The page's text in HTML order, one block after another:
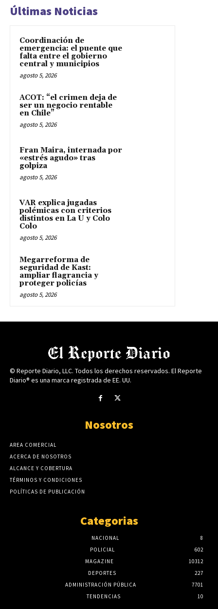
Últimas Noticias
Coordinación de
emergencia: el puente que
falta entre el gobierno
central y municipios
agosto 5, 2026
ACOT: “el crimen deja de
ser un negocio rentable
en Chile”
agosto 5, 2026
Fran Maira, internada por
«estrés agudo» tras
golpiza
agosto 5, 2026
VAR explica jugadas
polémicas con criterios
distintos en La U y Colo
Colo
agosto 5, 2026
Megarreforma de
seguridad de Kast:
ampliar flagrancia y
proteger policías
agosto 5, 2026
© Reporte Diario, LLC. Todos los derechos reservados. El Reporte
Diario® es una marca registrada de EE. UU.
Nosotros
AREA COMERCIAL
ACERCA DE NOSOTROS
ALCANCE Y COBERTURA
TÉRMINOS Y CONDICIONES
POLÍTICAS DE PUBLICACIÓN
Categorias
NACIONAL
8
POLICIAL
602
MAGAZINE
10312
DEPORTES
227
ADMINISTRACIÓN PÚBLICA
7701
TENDENCIAS
10